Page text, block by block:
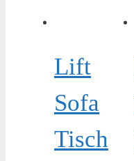
Lift
Sofa
Tisch